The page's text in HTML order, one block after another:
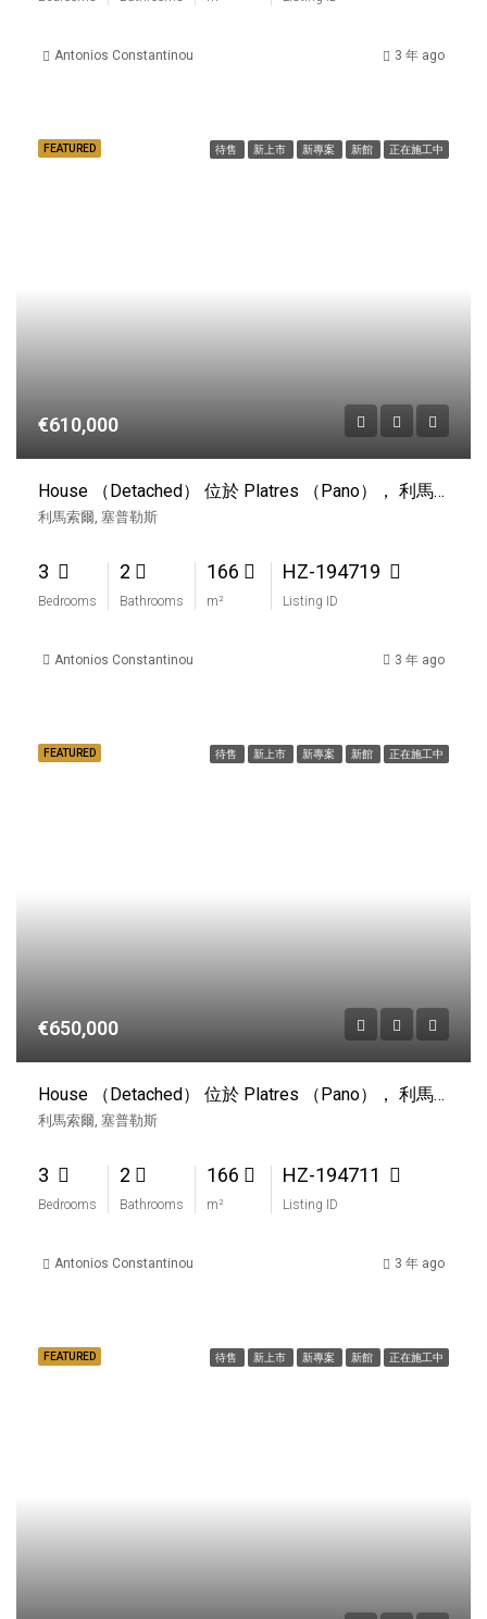
Antonios Constantinou 3 年 ago
FEATURED 待售 新上市 新專案 新館 正在施工中
€610,000
House （Detached） 位於 Platres （Pano）， 利馬索爾 出售
利馬索爾, 塞普勒斯
3
Bedrooms
2
Bathrooms
166
m²
HZ-194719
Listing ID
Antonios Constantinou 3 年 ago
FEATURED 待售 新上市 新專案 新館 正在施工中
€650,000
House （Detached） 位於 Platres （Pano）， 利馬索爾 出售
利馬索爾, 塞普勒斯
3
Bedrooms
2
Bathrooms
166
m²
HZ-194711
Listing ID
Antonios Constantinou 3 年 ago
FEATURED 待售 新上市 新專案 新館 正在施工中